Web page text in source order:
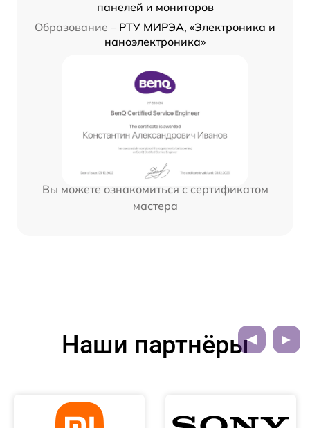
панелей и мониторов
Образование – РТУ МИРЭА, «Электроника и
наноэлектроника»
Вы можете ознакомиться с сертификатом
мастера
Наши партнёры